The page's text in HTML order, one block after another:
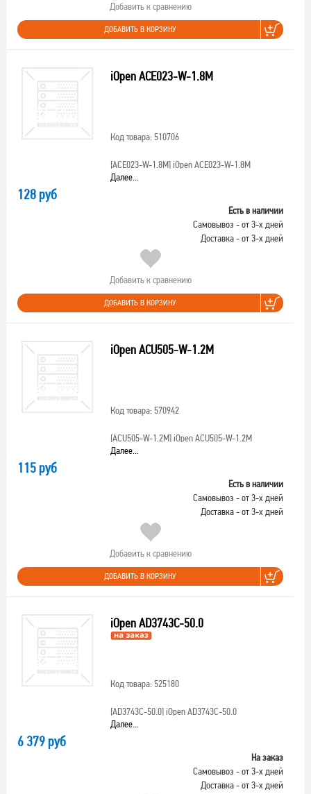
Добавить к сравнению
ДОБАВИТЬ В КОРЗИНУ
iOpen ACE023-W-1.8M
Код товара: 510706
[ACE023-W-1.8M]iOpen ACE023-W-1.8M
Далее...
128 руб
Есть в наличии
Самовывоз - от 3-х дней
Доставка - от 3-х дней
Добавить к сравнению
ДОБАВИТЬ В КОРЗИНУ
iOpen ACU505-W-1.2M
Код товара: 570942
[ACU505-W-1.2M]iOpen ACU505-W-1.2M
Далее...
115 руб
Есть в наличии
Самовывоз - от 3-х дней
Доставка - от 3-х дней
Добавить к сравнению
ДОБАВИТЬ В КОРЗИНУ
iOpen AD3743C-50.0
Код товара: 525180
[AD3743C-50.0]iOpen AD3743C-50.0
Далее...
6 379 руб
На заказ
Самовывоз - от 3-х дней
Доставка - от 3-х дней